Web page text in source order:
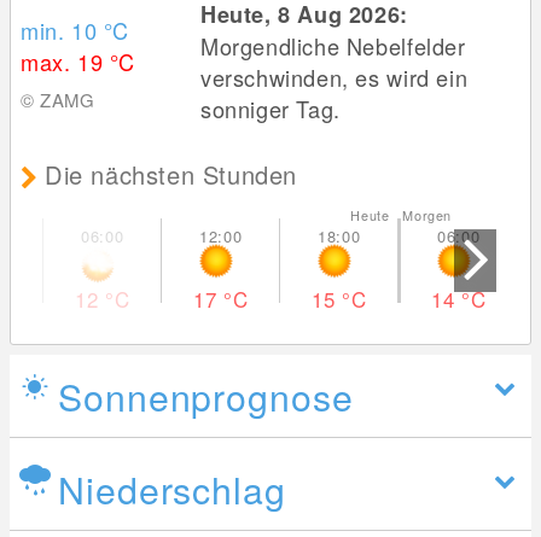
min. 10 °C
max. 19 °C
© ZAMG
Heute, 8 Aug 2026:
Morgendliche Nebelfelder
verschwinden, es wird ein
sonniger Tag.
Die nächsten Stunden
12 °C 17 °C 15 °C
Heute Morgen
14°C
Sonnenprognose
Niederschlag